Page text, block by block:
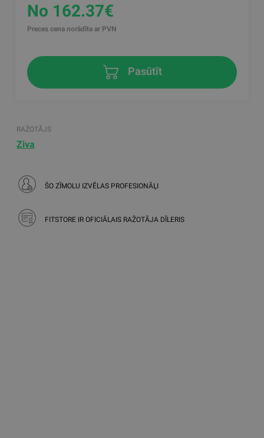
No 162.37€
Preces cena norādīta ar PVN
Pasūtīt
RAŽOTĀJS
Ziva
ŠO ZĪMOLU IZVĒLAS PROFESIONĀĻI
FITSTORE IR OFICIĀLAIS RAŽOTĀJA DĪLERIS